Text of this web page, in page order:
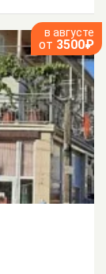
в августе
от 3500₽